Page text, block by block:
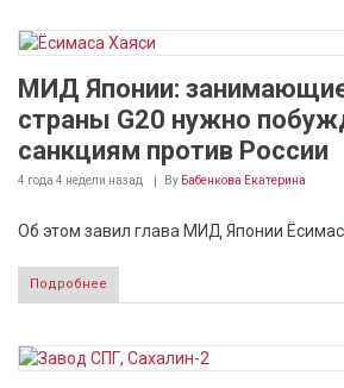
МИД Японии:
страны G20 нужно
санкциям против России
4 года 4 недели назад By Бабенкова Екатерина
Об этом завил глава МИД Японии
Подробнее